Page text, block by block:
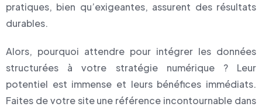
pratiques, bien qu’exigeantes, assurent des résultats
durables.
Alors, pourquoi attendre pour intégrer les données
structurées à votre stratégie numérique ? Leur
potentiel est immense et leurs bénéfices immédiats.
Faites de votre site une référence incontournable dans